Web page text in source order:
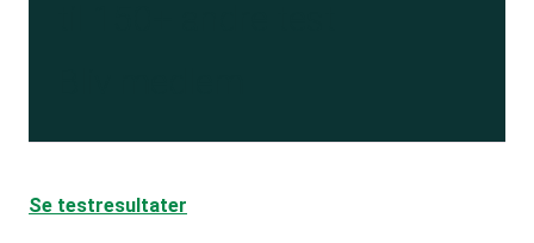
Se testresultater